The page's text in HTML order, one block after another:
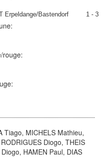
Erpeldange/Bastendorf 1 - 3
rouge:
Tiago, MICHELS Mathieu,
Diogo, THEIS
HAMEN Paul, DIAS